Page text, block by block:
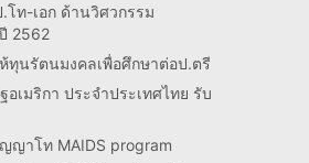
โท-เอก ด้านวิศวกรรม
2562
ทุนรัตนมงคลเพื่อศึกษาต่อป.ตรี
เมริกา ประจำประเทศไทย รับ
ญาโท MAIDS program